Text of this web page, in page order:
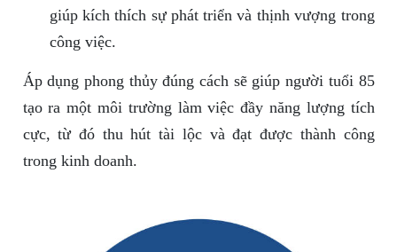
giúp kích thích sự phát triển và thịnh vượng trong
công việc.
Áp dụng phong thủy đúng cách sẽ giúp người tuổi 85
tạo ra một môi trường làm việc đầy năng lượng tích
cực, từ đó thu hút tài lộc và đạt được thành công
trong kinh doanh.